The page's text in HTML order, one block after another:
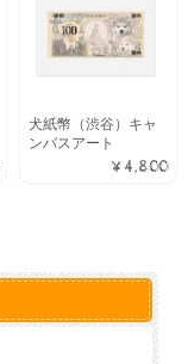
犬紙幣（渋谷）キャ
ンバスアート
¥4,800